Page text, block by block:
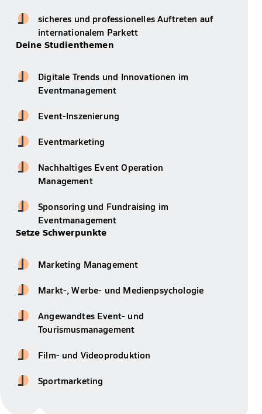
sicheres und professionelles Auftreten auf
internationalem Parkett
Deine Studienthemen
Digitale Trends und Innovationen im
Eventmanagement
Event-Inszenierung
Eventmarketing
Nachhaltiges Event Operation
Management
Sponsoring und Fundraising im
Eventmanagement
Setze Schwerpunkte
Marketing Management
Markt-, Werbe- und Medienpsychologie
Angewandtes Event- und
Tourismusmanagement
Film- und Videoproduktion
Sportmarketing